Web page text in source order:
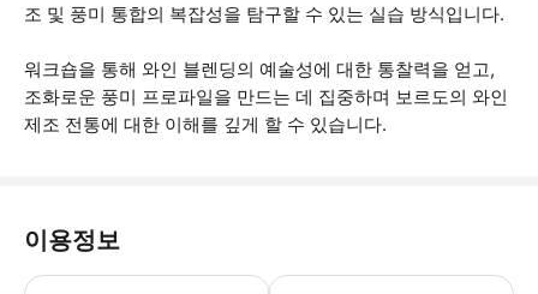
조 및 풍미 통합의 복잡성을 탐구할 수 있는 실습 방식입니다.
워크숍을 통해 와인 블렌딩의 예술성에 대한 통찰력을 얻고,
조화로운 풍미 프로파일을 만드는 데 집중하며 보르도의 와인
제조 전통에 대한 이해를 깊게 할 수 있습니다.
이용정보
* 소요시간 : 2시간 (옵션에 따라 소요